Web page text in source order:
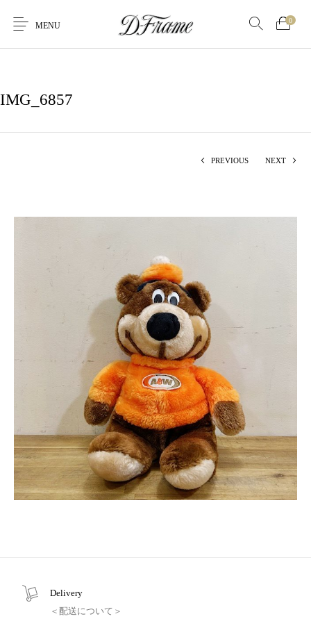
MENU
0
IMG_6857
PREVIOUS NEXT
Delivery
＜配送について＞